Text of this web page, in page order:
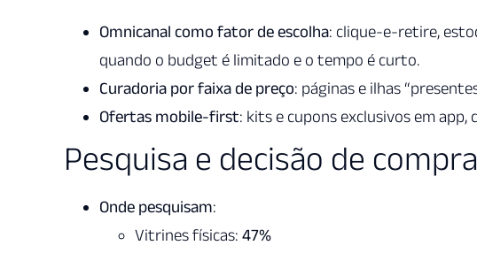
Omnicanal como fator de escolha: clique-e-retire,
quando o budget é limitado e o tempo é curto.
Curadoria por faixa de preço: páginas e ilhas
Ofertas mobile-first: kits e cupons exclusivos em
Pesquisa e decisão de compra
Onde pesquisam:
Vitrines físicas: 47%